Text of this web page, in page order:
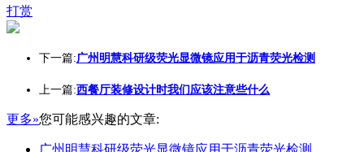
打赏
下一篇:广州明慧科研级荧光显微镜应用于沥青荧光检测
上一篇:西餐厅装修设计时我们应该注意些什么
更多»您可能感兴趣的文章:
广州明慧科研级荧光显微镜应用于沥青荧光检测